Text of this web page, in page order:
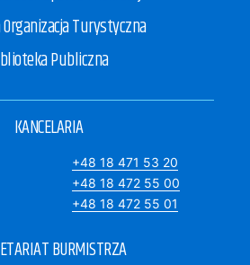
Turystyczna
Publiczna
KANCELARIA
+48 18 471 53 20
+48 18 472 55 00
+48 18 472 55 01
BURMISTRZA